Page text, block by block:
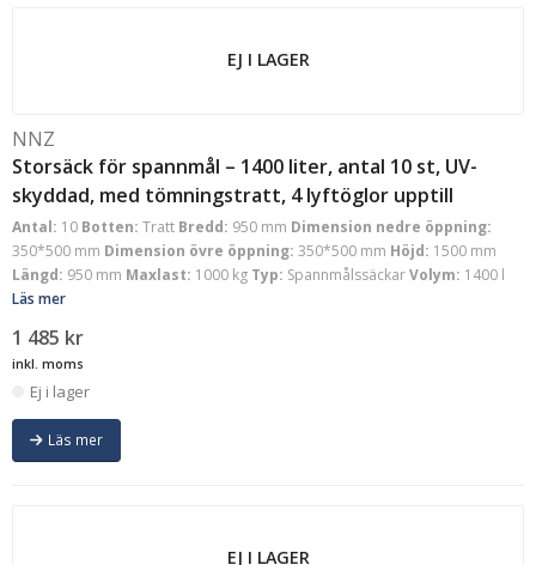
EJ I LAGER
NNZ
Storsäck för spannmål – 1400 liter, antal 10 st, UV-
skyddad, med tömningstratt, 4 lyftöglor upptill
Antal: 10 Botten: Tratt Bredd: 950 mm Dimension nedre öppning:
350*500 mm Dimension övre öppning: 350*500 mm Höjd: 1500 mm
Längd: 950 mm Maxlast: 1000 kg Typ: SpannmålssäckarVolym: 1400 l
Läs mer
1 485 kr
inkl. moms
Ej i lager
Läs mer
EJ I LAGER